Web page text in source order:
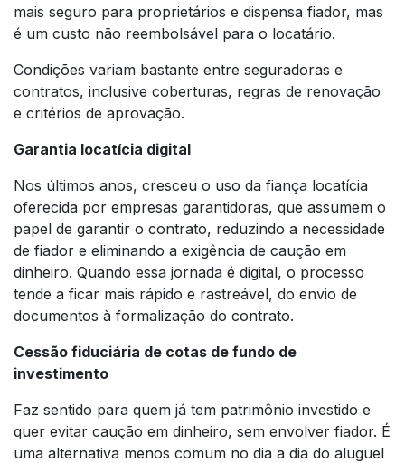
mais seguro para proprietários e dispensa fiador, mas
é um custo não reembolsável para o locatário.
Condições variam bastante entre seguradoras e
contratos, inclusive coberturas, regras de renovação
e critérios de aprovação.
Garantia locatícia digital
Nos últimos anos, cresceu o uso da fiança locatícia
oferecida por empresas garantidoras, que assumem o
papel de garantir o contrato, reduzindo a necessidade
de fiador e eliminando a exigência de caução em
dinheiro. Quando essa jornada é digital, o processo
tende a ficar mais rápido e rastreável, do envio de
documentos à formalização do contrato.
Cessão fiduciária de cotas de fundo de
investimento
Faz sentido para quem já tem patrimônio investido e
quer evitar caução em dinheiro, sem envolver fiador. É
uma alternativa menos comum no dia a dia do aluguel